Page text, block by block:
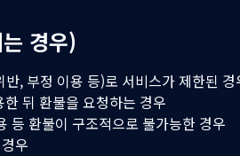
경우)
, 부정 이용 등)로 서비스가 제한된 경
뒤 환불을 요청하는 경우
등 환불이 구조적으로 불가능한 경우
우